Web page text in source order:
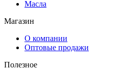
Масла
Магазин
О компании
Оптовые продажи
Полезное